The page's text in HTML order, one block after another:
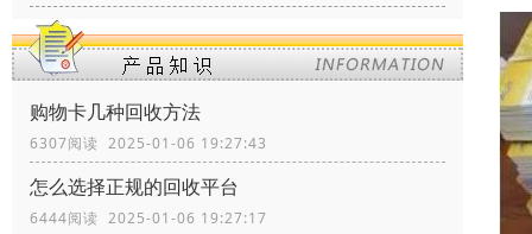
购物卡几种回收方法
6307阅读 2025-01-06 19:27:43
怎么选择正规的回收平台
6444阅读 2025-01-06 19:27:17